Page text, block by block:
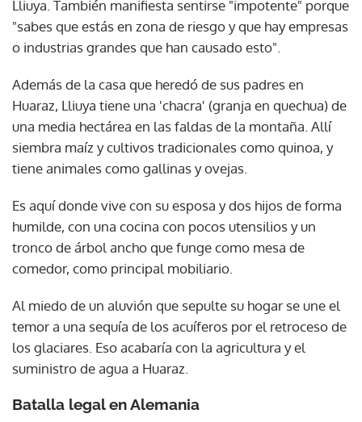
Lliuya. También manifiesta sentirse "impotente" porque
"sabes que estás en zona de riesgo y que hay empresas
o industrias grandes que han causado esto".
Además de la casa que heredó de sus padres en
Huaraz, Lliuya tiene una 'chacra' (granja en quechua) de
una media hectárea en las faldas de la montaña. Allí
siembra maíz y cultivos tradicionales como quinoa, y
tiene animales como gallinas y ovejas.
Es aquí donde vive con su esposa y dos hijos de forma
humilde, con una cocina con pocos utensilios y un
tronco de árbol ancho que funge como mesa de
comedor, como principal mobiliario.
Al miedo de un aluvión que sepulte su hogar se une el
temor a una sequía de los acuíferos por el retroceso de
los glaciares. Eso acabaría con la agricultura y el
suministro de agua a Huaraz.
Batalla legal en Alemania